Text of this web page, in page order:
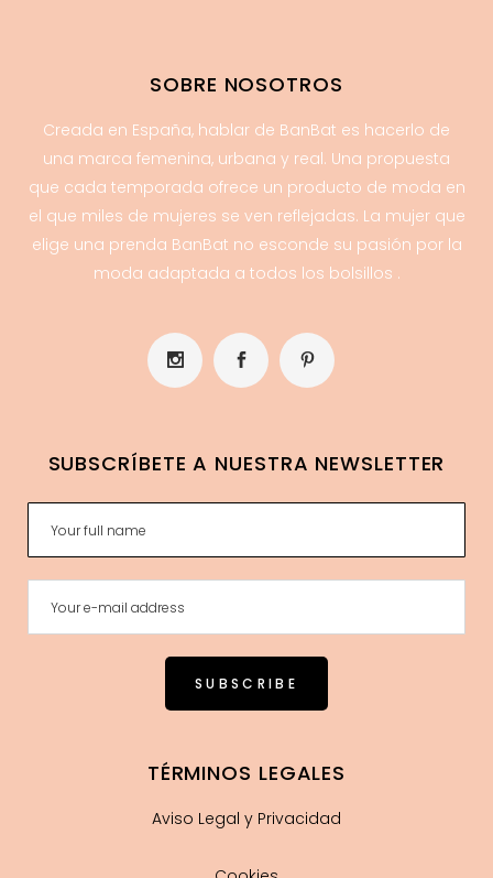
SOBRE NOSOTROS
Creada en España, hablar de BanBat es hacerlo de
una marca femenina, urbana y real. Una propuesta
que cada temporada ofrece un producto de moda en
el que miles de mujeres se ven reflejadas. La mujer que
elige una prenda BanBat no esconde su pasión por la
moda adaptada a todos los bolsillos .
SUBSCRÍBETE A NUESTRA NEWSLETTER
TÉRMINOS LEGALES
Aviso Legal y Privacidad